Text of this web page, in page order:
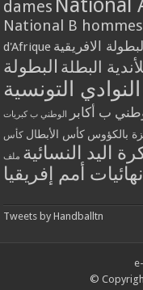
dames
National B hommes
d'Afrique الافريقية
البطلة البطولة
النوادي التونسية
ب أكابر الوطني ب كبريات
بالكؤوس كأس الأبطال كأس
اليد النسائية ملف
نهائيات أمم إفريقيا
Tweets by Handballtn
©